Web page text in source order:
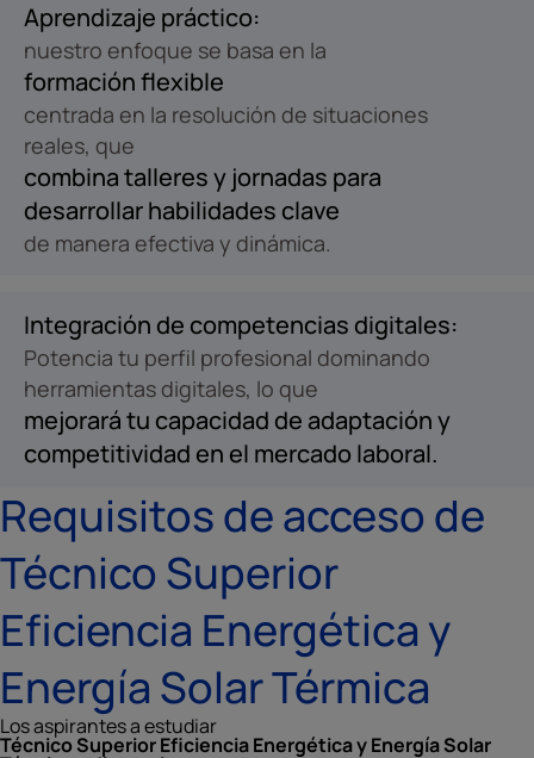
Aprendizaje práctico:
nuestro enfoque se basa en la
formación flexible
centrada en la resolución de situaciones
reales, que
combina talleres y jornadas para
desarrollar habilidades clave
de manera efectiva y dinámica.
Integración de competencias digitales:
Potencia tu perfil profesional dominando
herramientas digitales, lo que
mejorará tu capacidad de adaptación y
competitividad en el mercado laboral.
Requisitos de acceso de
Técnico Superior
Eficiencia Energética y
Energía Solar Térmica
Los aspirantes a estudiar
Técnico Superior Eficiencia Energética y Energía Solar